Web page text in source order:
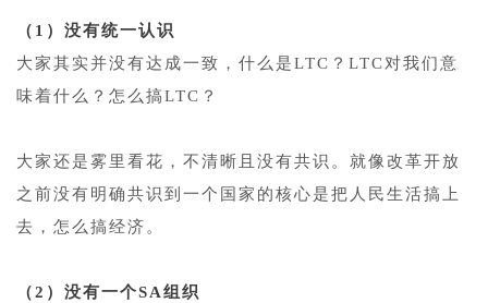
（1）没有统一认识
大家其实并没有达成一致，什么是LTC？LTC对我们意
味着什么？怎么搞LTC？
大家还是雾里看花，不清晰且没有共识。就像改革开放
之前没有明确共识到一个国家的核心是把人民生活搞上
去，怎么搞经济。
（2）没有一个SA组织